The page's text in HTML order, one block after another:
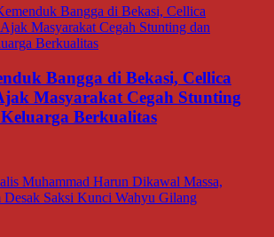
Bangga di Bekasi, Cellica
Masyarakat Cegah Stunting
Berkualitas